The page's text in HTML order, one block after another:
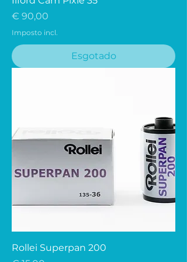
Preço
€ 90,00
Imposto incl.
Esgotado
Rollei Superpan 200